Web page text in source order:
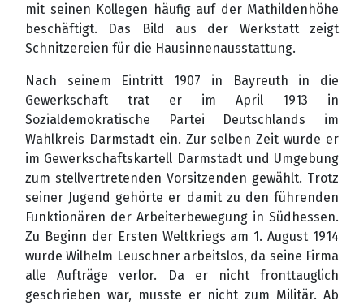
mit seinen Kollegen häufig auf der Mathildenhöhe
beschäftigt. Das Bild aus der Werkstatt zeigt
Schnitzereien für die Hausinnenausstattung.
Nach seinem Eintritt 1907 in Bayreuth in die
Gewerkschaft trat er im April 1913 in
Sozialdemokratische Partei Deutschlands im
Wahlkreis Darmstadt ein. Zur selben Zeit wurde er
im Gewerkschaftskartell Darmstadt und Umgebung
zum stellvertretenden Vorsitzenden gewählt. Trotz
seiner Jugend gehörte er damit zu den führenden
Funktionären der Arbeiterbewegung in Südhessen.
Zu Beginn der Ersten Weltkriegs am 1. August 1914
wurde Wilhelm Leuschner arbeitslos, da seine Firma
alle Aufträge verlor. Da er nicht fronttauglich
geschrieben war, musste er nicht zum Militär. Ab